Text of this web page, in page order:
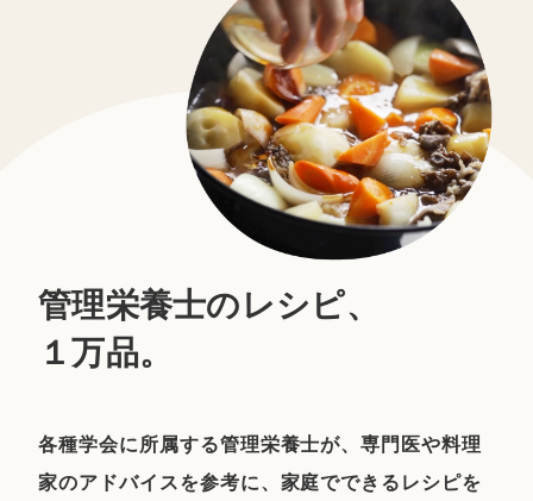
管理栄養士のレシピ、
１万品。
各種学会に所属する管理栄養士が、専門医や料理
家のアドバイスを参考に、家庭でできるレシピを